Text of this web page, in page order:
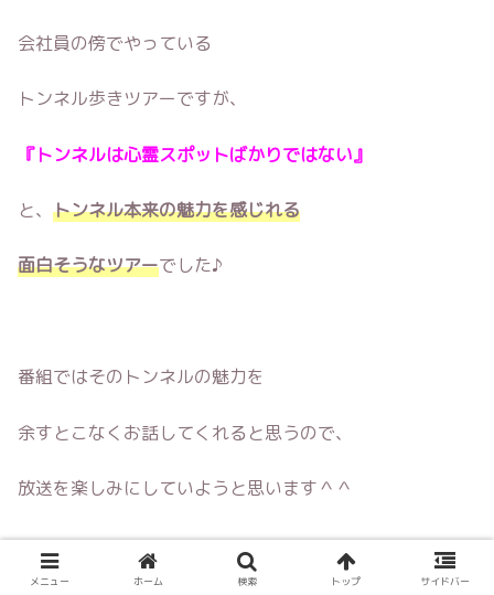
会社員の傍でやっている
トンネル歩きツアーですが、
『トンネルは心霊スポットばかりではない』
と、 トンネル本来の魅力を感じれる
面白そうなツアーでした♪
番組ではそのトンネルの魅力を
余すとこなくお話してくれると思うので、
放送を楽しみにしていようと思います＾＾
メニュー ホーム 検索 トップ サイドバー